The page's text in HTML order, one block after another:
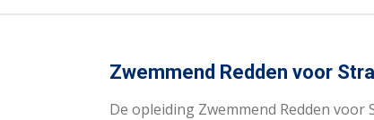
Zwemmend Redden voor
De opleiding Zwemmend Redden